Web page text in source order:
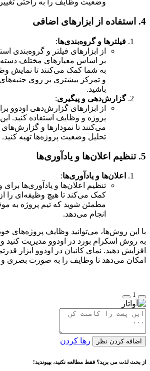
وضعیت وظایف را به راحتی تغییر
4. استفاده از ابزارهای اضافی
فیلترها و گروه‌بندی‌ها:
از ابزارهای فیلتر و گروه‌بندی
بر اساس معیارهای مختلف
به شما کمک می‌کنند تا نمایش
و تمرکز بیشتری بر روی
باشید.
گزارش‌دهی و پیگیری:
از ابزارهای گزارش‌دهی اودوو
پروژه و وظایف استفاده کنید.
می‌کنند تا نمودارها و
تحلیل وضعیت پروژه‌ها تهیه کنید.
5. تنظیم اعلان‌ها و یادآوری‌ها
اعلان‌ها و یادآوری‌ها:
تنظیم اعلان‌ها و یادآوری‌ها
کمک می‌کند تا هیچ وظیفه‌ای را
مطمئن شوید که تیم پروژه به
انجام می‌دهد.
با این روش‌ها، می‌توانید وظایف پروژه‌های
به روش اسکرام بورد در اودوو مدیریت کنید و
افزایش دهید. نمای کانبان در اودوو ابزار
امکان می‌دهد تا وظایف را به صورت بصری و
1
اضافه کردن نظر رها کردن
از بحث لذت می برید؟ فقط مطالعه نکنید، بپیوندید!